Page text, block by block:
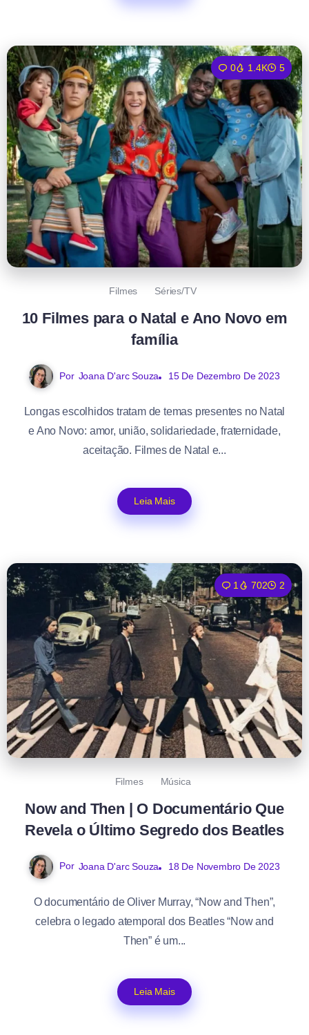
0 1.4K 5
Filmes Séries/TV
10 Filmes para o Natal e Ano Novo em
família
Por Joana D'arc Souza 15 De Dezembro De 2023
Longas escolhidos tratam de temas presentes no Natal
e Ano Novo: amor, união, solidariedade, fraternidade,
aceitação. Filmes de Natal e...
Leia Mais
1 702 2
Filmes Música
Now and Then | O Documentário Que
Revela o Último Segredo dos Beatles
Por Joana D'arc Souza 18 De Novembro De 2023
O documentário de Oliver Murray, “Now and Then”,
celebra o legado atemporal dos Beatles “Now and
Then” é um...
Leia Mais